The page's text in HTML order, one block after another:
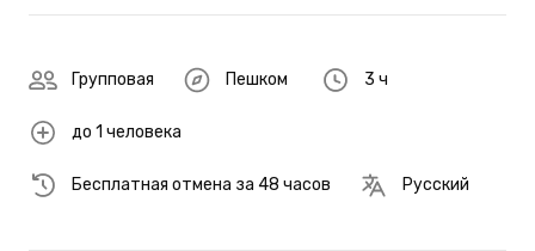
Групповая Пешком 3 ч
до 1 человека
Бесплатная отмена за 48 часов Русский